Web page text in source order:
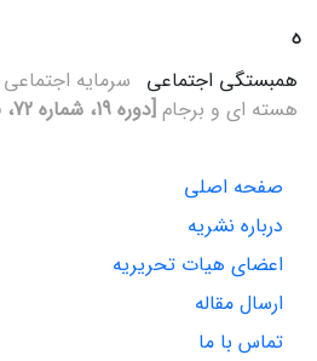
ه
همبستگی اجتماعی سرمایه اجتماعی
هسته‏ ای و برجام [دوره 19، شماره 72، 1395، صفحه 31-52]
صفحه اصلی
درباره نشریه
اعضای هیات تحریریه
ارسال مقاله
تماس با ما